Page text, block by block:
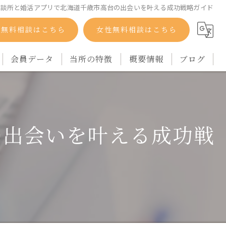
所と婚活アプリで北海道千歳市高台の出会いを叶える成功戦略ガイド
料相談はこちら 女性無料相談はこちら
会員データ 当所の特徴
シングルマザー
概要情報 ブログ
会いを叶える成功戦